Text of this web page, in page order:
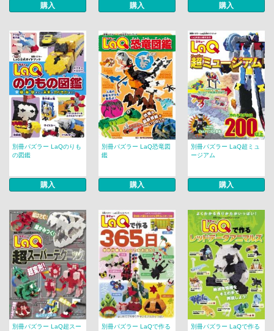
購入 購入 購入
別冊パズラー LaQのりも
の図鑑
購入
別冊パズラー LaQ恐竜図
鑑
購入
別冊パズラー LaQ超ミュ
ージアム
購入
別冊パズラー LaQ超スー
別冊パズラー LaQで作る
別冊パズラー LaQで作る